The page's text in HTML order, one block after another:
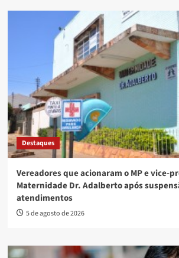
Destaques
Vereadores que acionaram o MP e vice-
Maternidade Dr. Adalberto após
atendimentos
5 de agosto de 2026